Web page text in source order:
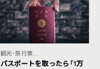
観光・旅行業...
パスポートを取ったら「1万